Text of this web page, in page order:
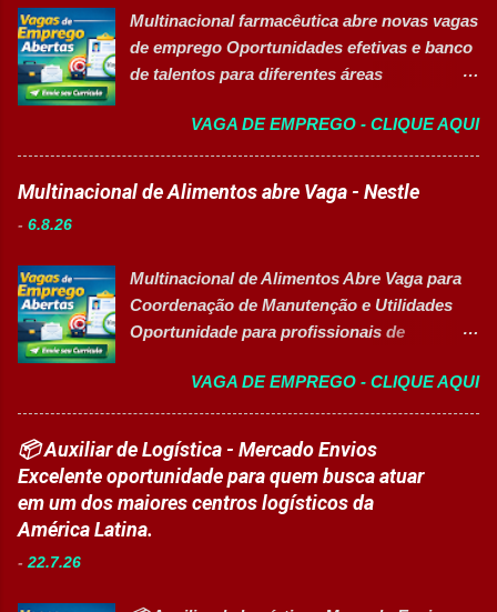
Auxiliar no setup e abastecimento das linhas
produtivas; ✅ Conferir materiais recebidos e
realizar devoluções quand...
certificação reconhecida, os participantes
contam com uma ajuda de custo calculada
em R$ 6,00 por hora-aula frequentada , ideal
durante todo o período de estudos. Opções
de Formação Disponíveis Aperfeiçoamento
em Gestão e Serviços de Gastronomia
Noturna) Estratégia de Vendas e
Performance Comercial (Turma Vespertina)
Estrutura e Horários das Turmas
Multinacional farmacêutica abre novas vagas
de emprego Oportunidades efetivas e banco
de talentos para diferentes áreas
Sobre as oportunidades Uma das maiores
multinacionais farmacêuticas do Brasil está
com novas oportunidades abertas para
profissionais que desejam atuar em um
vagas contemplam áreas industriais,
logística, manutenção, projetos e banco de
talentos, oferecendo oportunidades para
de experiência. Vagas disponíveis Analista
de Projetos Pleno Auxiliar de Almoxarifado
Auxiliar de Produção Eletricista de
Manutenção II Banco de Talentos Áreas de
atuação Produção Industrial. Logística.
Almoxarifado. Projetos. Engenharia.
Org...
VAGA DE EMPREGO - CLIQUE AQUI
Multinacional de Alimentos abre Vaga - Nestle
- 6.8.26
Multinacional de Alimentos Abre Vaga para
Coordenação de Manutenção e Utilidades
Oportunidade para profissionais de
e excelência operacional 👉 CANDIDATAR-
SE AGORA Sobre a Posição Líder mundial
no segmento de alimentos e bebidas busca
profissional qualificado para coordenar as
áreas de Manutenção e Utilidades em sua
unidade fabril. A posição tem como foco
VAGA DE EMPREGO - CLIQUE AQUI
📦 Auxiliar de Logística - Mercado Envios
Excelente oportunidade para quem busca atuar
em um dos maiores centros logísticos da
América Latina.
- 22.7.26